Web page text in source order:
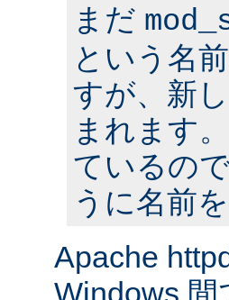
まだ
という名
すが、新
まれます
ているの
うに名前
Apache
Windows